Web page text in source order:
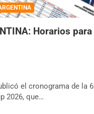
Horarios
el cronograma de la
2026, que…